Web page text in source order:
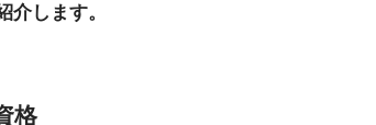
します。
格